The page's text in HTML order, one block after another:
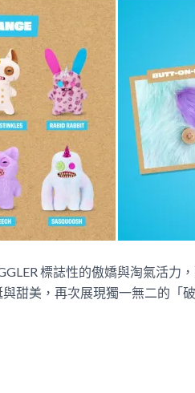
標誌性的傲嬌與淘氣活力
甜美，再次展現獨一無二的「